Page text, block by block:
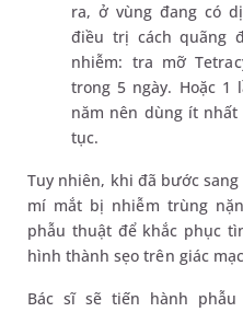
ra, ở vùng đang có
điều trị cách quãng
nhiễm: tra mỡ
trong 5 ngày. Hoặc 1
năm nên dùng ít
tục.
Tuy nhiên, khi đã bước
mí mắt bị nhiễm trùng
phẫu thuật để khắc phục
hình thành sẹo trên giác
Bác sĩ sẽ tiến hành